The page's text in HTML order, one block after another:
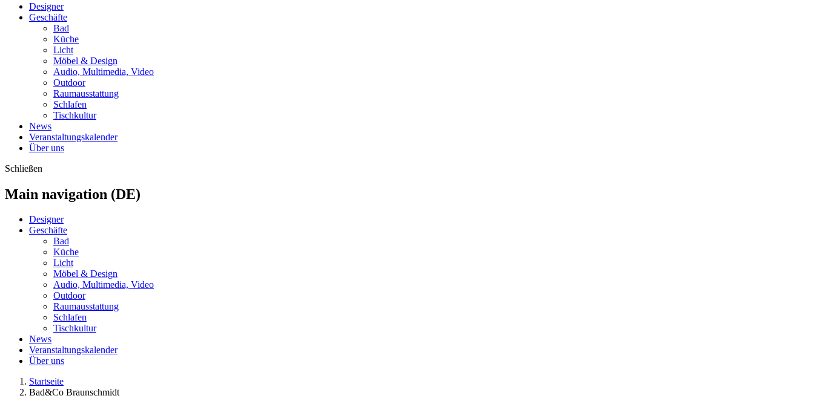
Designer
Geschäfte
Bad
Küche
Licht
Möbel & Design
Audio, Multimedia, Video
Outdoor
Raumausstattung
Schlafen
Tischkultur
News
Veranstaltungskalender
Über uns
Schließen
Main navigation (DE)
Designer
Geschäfte
Bad
Küche
Licht
Möbel & Design
Audio, Multimedia, Video
Outdoor
Raumausstattung
Schlafen
Tischkultur
News
Veranstaltungskalender
Über uns
Startseite
Bad&Co Braunschmidt